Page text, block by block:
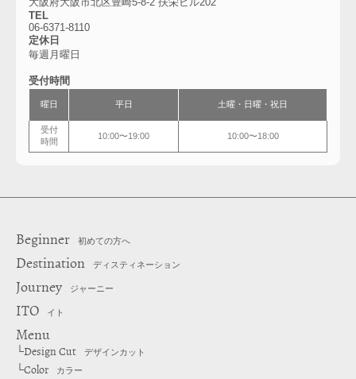
TEL
06-6371-8110
定休日
毎週月曜日
受付時間
曜日 平日 土曜・日曜・祝日
受付
時間
10:00〜19:00 10:00〜18:00
Beginner 初めての方へ
Destination ディスティネーション
Journey ジャーニー
ITO イト
Menu
└Design Cut デザインカット
└Color カラー